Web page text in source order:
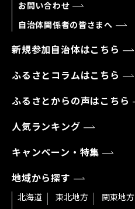
お問い合わせ
自治体関係者の皆さまへ
新規参加自治体はこちら
ふるさとコラムはこちら
ふるさとからの声はこちら
人気ランキング
キャンペーン・特集
地域から探す
北海道 東北地方 関東地方